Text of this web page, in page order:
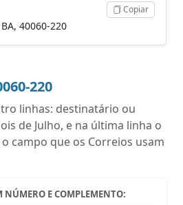
40060-220
Copiar
220
linhas: destinatário ou
de Julho, e na última linha o
o campo que os Correios usam
NÚMERO E COMPLEMENTO: